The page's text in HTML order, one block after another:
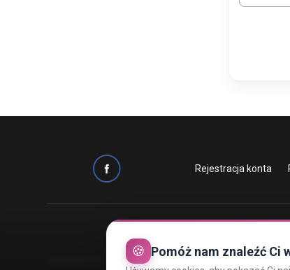
Rejestracja konta
🍪 Pomóż nam znaleźć Ci